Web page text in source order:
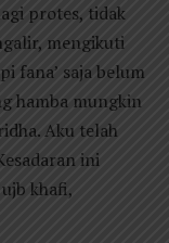
protes, tidak
mengikuti
fana’ saja belum
hamba mungkin
Aku telah
ini
khafi,